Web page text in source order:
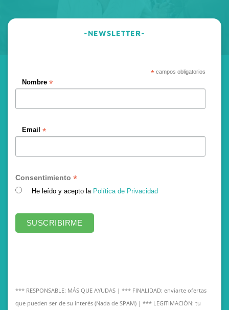
-NEWSLETTER-
* campos obligatorios
Nombre *
Email *
Consentimiento *
He leído y acepto la Política de Privacidad
*** RESPONSABLE: MÁS QUE AYUDAS | *** FINALIDAD: enviarte ofertas
que pueden ser de su interés (Nada de SPAM) | *** LEGITIMACIÓN: tu